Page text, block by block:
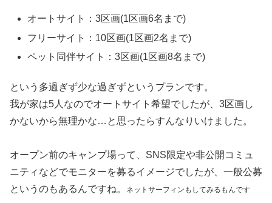
なんとこちら、まだオープンしていないキャンプ場だった
のです！